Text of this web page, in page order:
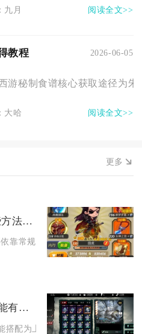
九月 阅读全文>>
教程 2026-06-05
游秘制食谱核心获取途径为
大哈 阅读全文>>
更多
秦时明月手游中有哪些方法可以获取弟子
靠常规招募、魂殿兑换、禁地寻
影之刃3玉玲珑58级技能有什么推荐搭配
搭配为上链飞燕+无限切割+百鸟朝